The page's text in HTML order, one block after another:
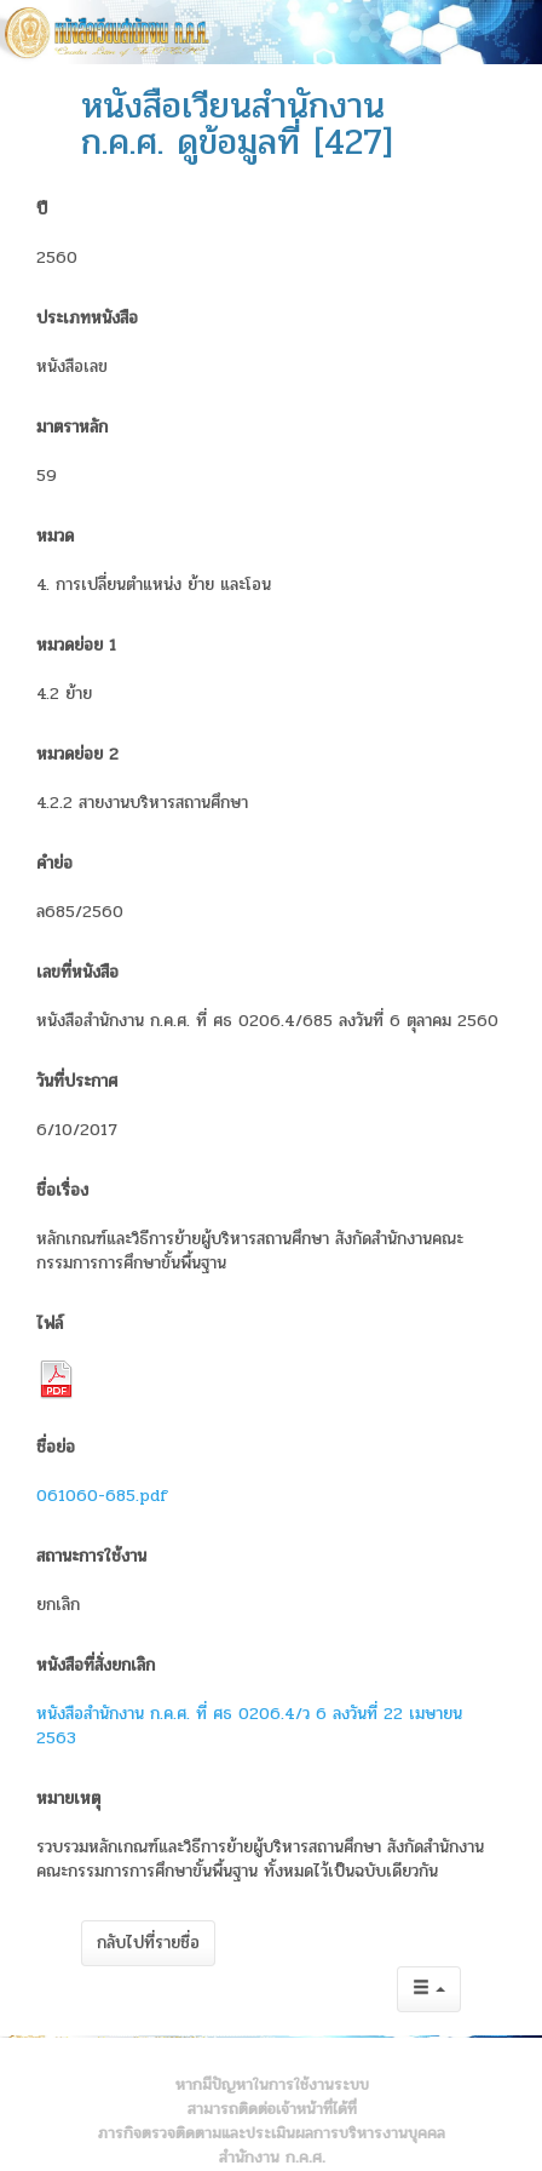
หนังสือเวียนสำนักงาน
ก.ค.ศ. ดูข้อมูลที่ [427]
ปี
2560
ประเภทหนังสือ
หนังสือเลข
มาตราหลัก
59
หมวด
4. การเปลี่ยนตำแหน่ง ย้าย และโอน
หมวดย่อย 1
4.2 ย้าย
หมวดย่อย 2
4.2.2 สายงานบริหารสถานศึกษา
คำย่อ
ล685/2560
เลขที่หนังสือ
หนังสือสำนักงาน ก.ค.ศ. ที่ ศธ 0206.4/685 ลงวันที่ 6 ตุลาคม 2560
วันที่ประกาศ
6/10/2017
ชื่อเรื่อง
หลักเกณฑ์และวิธีการย้ายผู้บริหารสถานศึกษา สังกัดสำนักงานคณะ
กรรมการการศึกษาขั้นพื้นฐาน
ไฟล์
ชื่อย่อ
061060-685.pdf
สถานะการใช้งาน
ยกเลิก
หนังสือที่สั่งยกเลิก
หนังสือสำนักงาน ก.ค.ศ. ที่ ศธ 0206.4/ว 6 ลงวันที่ 22 เมษายน
2563
หมายเหตุ
รวบรวมหลักเกณฑ์และวิธีการย้ายผู้บริหารสถานศึกษา สังกัดสำนักงาน
คณะกรรมการการศึกษาขั้นพื้นฐาน ทั้งหมดไว้เป็นฉบับเดียวกัน
กลับไปที่รายชื่อ
หากมีปัญหาในการใช้งานระบบ
สามารถติดต่อเจ้าหน้าที่ได้ที่
ภารกิจตรวจติดตามและประเมินผลการบริหารงานบุคคล
สำนักงาน ก.ค.ศ.